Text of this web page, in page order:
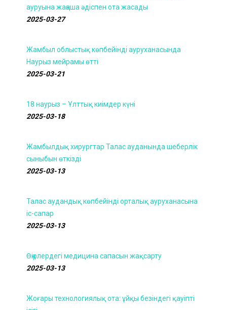
ауруына жаңаша әдіспен ота жасады
2025-03-27
Жамбыл облыстық көпбейінді ауруханасында
Наурыз мейрамы өтті
2025-03-21
18 наурыз – Ұлттық киімдер күні
2025-03-18
Жамбылдық хирургтар Талас ауданында шеберлік
сыныбын өткізді
2025-03-13
Талас аудандық көпбейінді орталық ауруханасына
іс-сапар
2025-03-13
Өңірлердегі медицина сапасын жақсарту
2025-03-13
Жоғары технологиялық ота: ұйқы безіндегі қауіпті